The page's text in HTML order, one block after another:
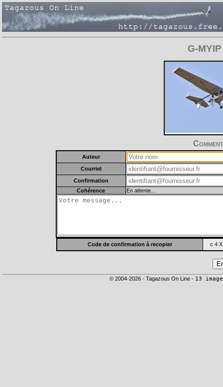
G-
Auteur
Courriel
Confirmation
Cohérence
En attente...
Code de confirmation à recopier c 4
© 2004-2026 - Tagazous On Line - 13